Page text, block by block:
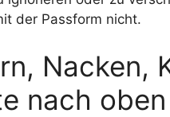
der Passform nicht.
Nacken,
nach oben